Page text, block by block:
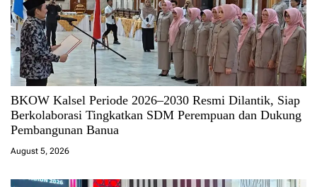
BKOW Kalsel Periode 2026–2030 Resmi Dilantik, Siap
Berkolaborasi Tingkatkan SDM Perempuan dan Dukung
Pembangunan Banua
August 5, 2026